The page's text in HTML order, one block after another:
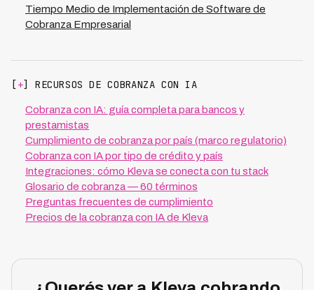
Tiempo Medio de Implementación de Software de
Cobranza Empresarial
[+] RECURSOS DE COBRANZA CON IA
Cobranza con IA: guía completa para bancos y
prestamistas
Cumplimiento de cobranza por país (marco regulatorio)
Cobranza con IA por tipo de crédito y país
Integraciones: cómo Kleva se conecta con tu stack
Glosario de cobranza — 60 términos
Preguntas frecuentes de cumplimiento
Precios de la cobranza con IA de Kleva